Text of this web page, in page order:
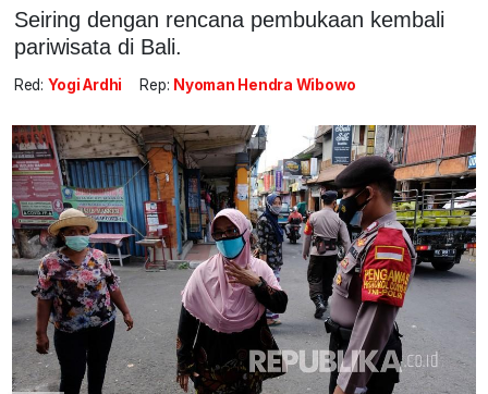
Seiring dengan rencana pembukaan kembali
pariwisata di Bali.
Red: Yogi Ardhi Rep: Nyoman Hendra Wibowo